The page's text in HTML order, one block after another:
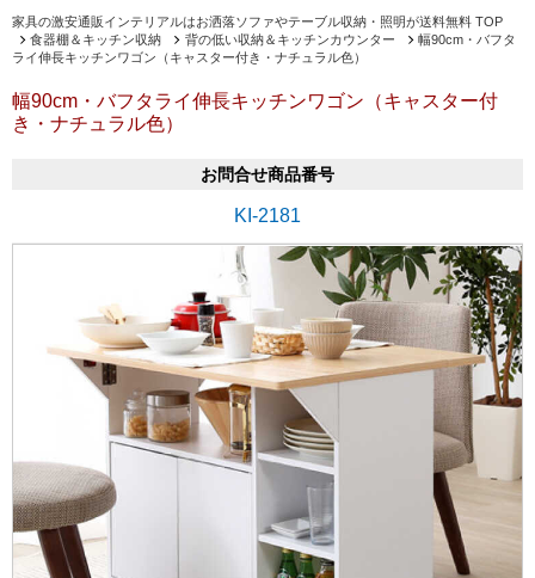
家具の激安通販インテリアルはお洒落ソファやテーブル収納・照明が送料無料 TOP
食器棚＆キッチン収納
背の低い収納＆キッチンカウンター
幅90cm・バフタ
ライ伸長キッチンワゴン（キャスター付き・ナチュラル色）
幅90cm・バフタライ伸長キッチンワゴン（キャスター付
き・ナチュラル色）
お問合せ商品番号
KI-2181